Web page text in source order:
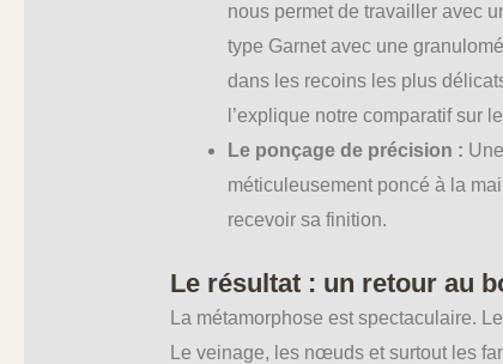
nous permet de travailler avec
type Garnet avec une
dans les recoins les plus
l’explique notre comparatif sur le
Le ponçage de précision :
méticuleusement poncé à la
recevoir sa finition.
Le résultat : un retour au
La métamorphose est spectaculaire.
Le veinage, les nœuds et surtout les